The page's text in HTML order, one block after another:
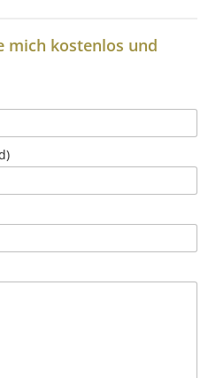
mich kostenlos und